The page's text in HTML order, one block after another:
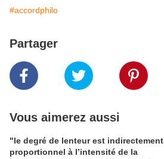
#accordphilo
Partager
Vous aimerez aussi
"le degré de lenteur est indirectement
proportionnel à l’intensité de la